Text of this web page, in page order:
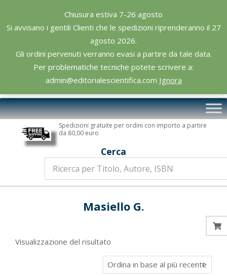
Chiusura estiva 7-26 agosto
Si avvisano i gentili Clienti che le spedizioni riprenderanno il 27
agosto 2026.
Gli ordini pervenuti verranno evasi a partire da tale data.
Per problematiche tecniche potete scrivere a:
admin@editorialescientifica.com Ignora
content
Editoriale
Scientifica
Primary
Navigation
Spedizioni gratuite per ordini con importo a partire
da 80,00 euro
Cerca
Masiello G.
Visualizzazione del risultato